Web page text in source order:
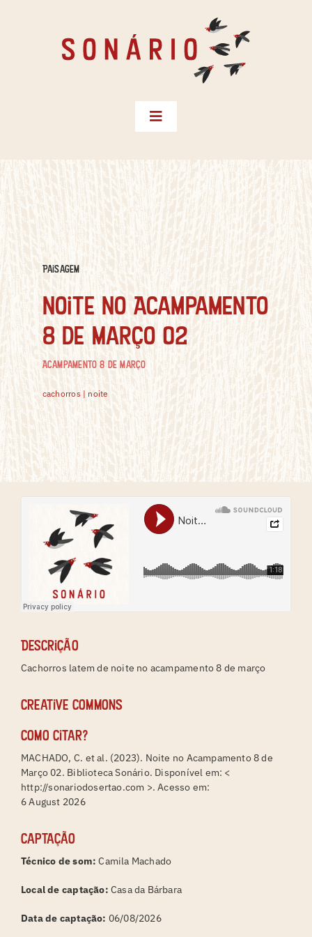
Toggle
Paisagem
Noite no Acampamento
8 de Março 02
Acampamento 8 de Março
cachorros | noite
Descrição
Cachorros latem de noite no acampamento 8 de março
Creative Commons
Como citar?
MACHADO, C. et al. (2023). Noite no Acampamento 8 de
Março 02. Biblioteca Sonário. Disponível em: <
http://sonariodosertao.com >. Acesso em:
6 August 2026
Captação
Técnico de som: Camila Machado
Local de captação: Casa da Bárbara
Data de captação: 06/08/2026